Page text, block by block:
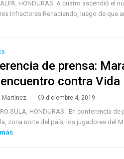
HONDURAS. A cuatro ascendió el
Infractores Renaciendo, luego de que
de prensa:
contra Vida
Martinez diciembre 4, 2019
SULA, HONDURAS. En conferencia
zona norte del país, los jugadores del